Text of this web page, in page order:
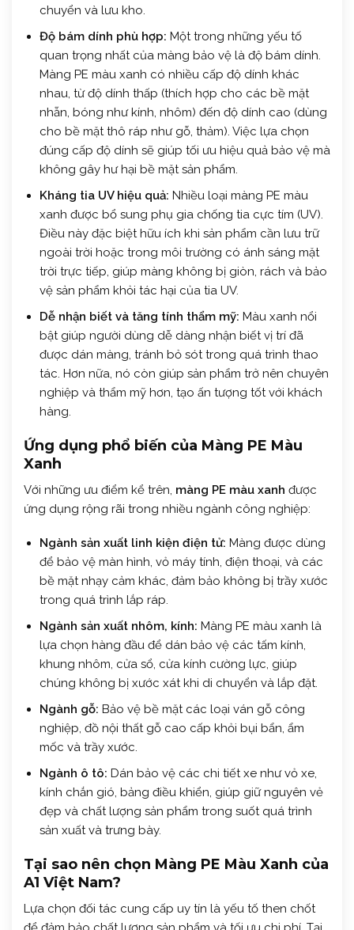
chuyển và lưu kho.
Độ bám dính phù hợp: Một trong những yếu tố
quan trọng nhất của màng bảo vệ là độ bám dính.
Màng PE màu xanh có nhiều cấp độ dính khác
nhau, từ độ dính thấp (thích hợp cho các bề mặt
nhẵn, bóng như kính, nhôm) đến độ dính cao (dùng
cho bề mặt thô ráp như gỗ, thảm). Việc lựa chọn
đúng cấp độ dính sẽ giúp tối ưu hiệu quả bảo vệ mà
không gây hư hại bề mặt sản phẩm.
Kháng tia UV hiệu quả: Nhiều loại màng PE màu
xanh được bổ sung phụ gia chống tia cực tím (UV).
Điều này đặc biệt hữu ích khi sản phẩm cần lưu trữ
ngoài trời hoặc trong môi trường có ánh sáng mặt
trời trực tiếp, giúp màng không bị giòn, rách và bảo
vệ sản phẩm khỏi tác hại của tia UV.
Dễ nhận biết và tăng tính thẩm mỹ: Màu xanh nổi
bật giúp người dùng dễ dàng nhận biết vị trí đã
được dán màng, tránh bỏ sót trong quá trình thao
tác. Hơn nữa, nó còn giúp sản phẩm trở nên chuyên
nghiệp và thẩm mỹ hơn, tạo ấn tượng tốt với khách
hàng.
Ứng dụng phổ biến của Màng PE Màu
Xanh
Với những ưu điểm kể trên, màng PE màu xanh được
ứng dụng rộng rãi trong nhiều ngành công nghiệp:
Ngành sản xuất linh kiện điện tử: Màng được dùng
để bảo vệ màn hình, vỏ máy tính, điện thoại, và các
bề mặt nhạy cảm khác, đảm bảo không bị trầy xước
trong quá trình lắp ráp.
Ngành sản xuất nhôm, kính: Màng PE màu xanh là
lựa chọn hàng đầu để dán bảo vệ các tấm kính,
khung nhôm, cửa sổ, cửa kính cường lực, giúp
chúng không bị xước xát khi di chuyển và lắp đặt.
Ngành gỗ: Bảo vệ bề mặt các loại ván gỗ công
nghiệp, đồ nội thất gỗ cao cấp khỏi bụi bẩn, ẩm
mốc và trầy xước.
Ngành ô tô: Dán bảo vệ các chi tiết xe như vỏ xe,
kính chắn gió, bảng điều khiển, giúp giữ nguyên vẻ
đẹp và chất lượng sản phẩm trong suốt quá trình
sản xuất và trưng bày.
Tại sao nên chọn Màng PE Màu Xanh của
A1 Việt Nam?
Lựa chọn đối tác cung cấp uy tín là yếu tố then chốt